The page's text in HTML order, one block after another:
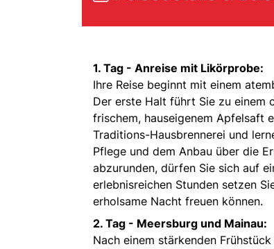
1. Tag - Anreise mit Likörprobe:
Ihre Reise beginnt mit einem
Der erste Halt führt Sie zu einem
frischem, hauseigenem Apfelsaft
Traditions-Hausbrennerei und
Pflege und dem Anbau über die
abzurunden, dürfen Sie sich auf
erlebnisreichen Stunden setzen
erholsame Nacht freuen können.
2. Tag - Meersburg und Mainau:
Nach einem stärkenden